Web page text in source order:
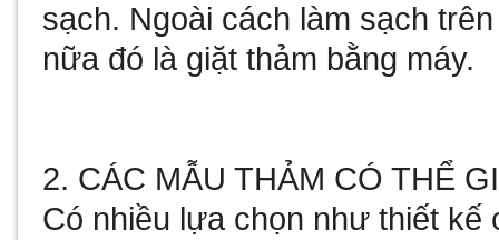
sạch. Ngoài cách làm sạch
nữa đó là giặt thảm bằng máy.
2. CÁC MẪU THẢM CÓ THỂ
Có nhiều lựa chọn như thiết kế